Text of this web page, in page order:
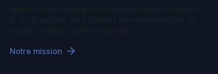
Notre mission